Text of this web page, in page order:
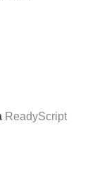
ReadyScript